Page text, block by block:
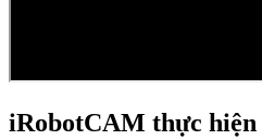
iRobotCAM thực hiện